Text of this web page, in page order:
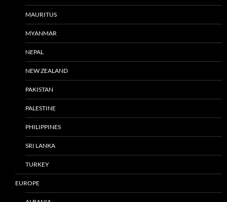
MAURITUS
MYANMAR
NEPAL
NEW ZEALAND
PAKISTAN
PALESTINE
PHILIPPINES
SRI LANKA
TURKEY
EUROPE